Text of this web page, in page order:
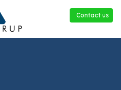
Contact us